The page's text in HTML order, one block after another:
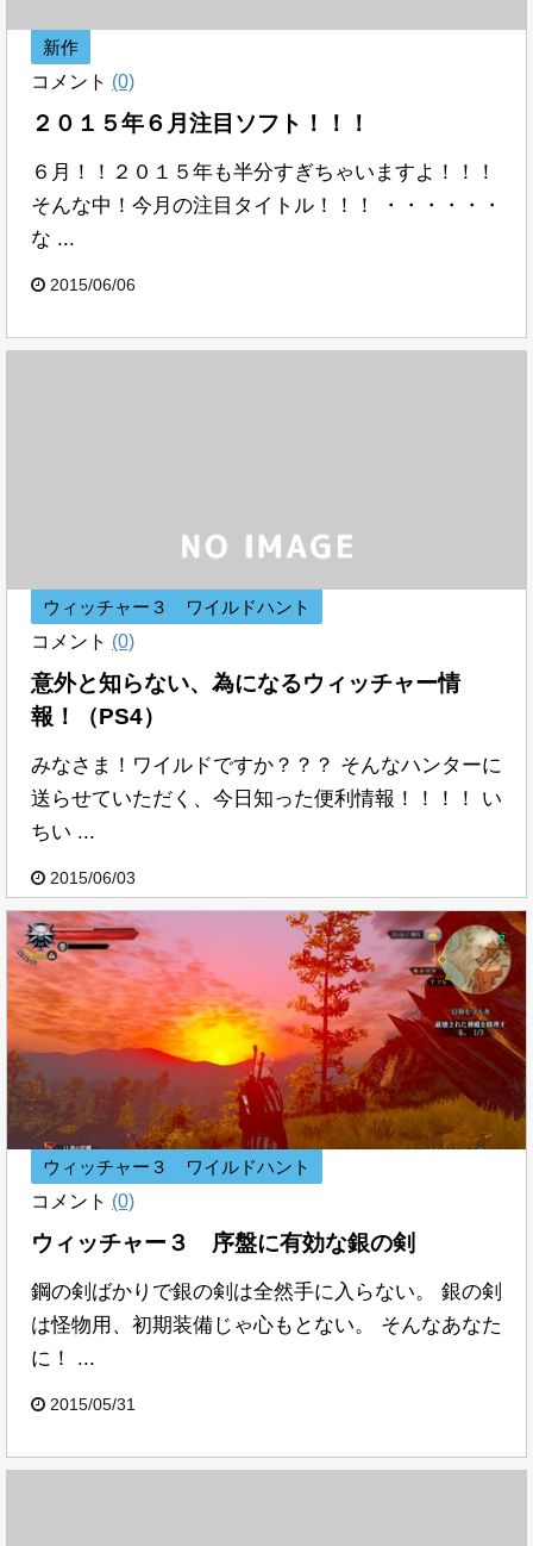
新作
コメント (0)
２０１５年６月注目ソフト！！！
６月！！２０１５年も半分すぎちゃいますよ！！！
そんな中！今月の注目タイトル！！！ ・・・・・・
な ...
2015/06/06
ウィッチャー３ ワイルドハント
コメント (0)
意外と知らない、為になるウィッチャー情
報！（PS4）
みなさま！ワイルドですか？？？ そんなハンターに
送らせていただく、今日知った便利情報！！！！ い
ちい ...
2015/06/03
ウィッチャー３ ワイルドハント
コメント (0)
ウィッチャー３ 序盤に有効な銀の剣
鋼の剣ばかりで銀の剣は全然手に入らない。 銀の剣
は怪物用、初期装備じゃ心もとない。 そんなあなた
に！ ...
2015/05/31